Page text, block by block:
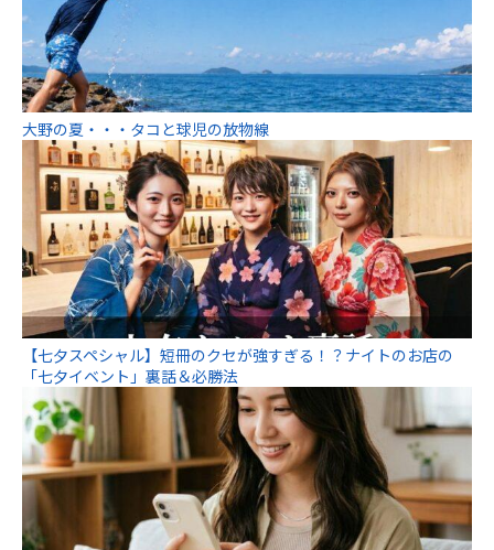
大野の夏・・・タコと球児の放物線
【七夕スペシャル】短冊のクセが強すぎる！？ナイトのお店の
「七夕イベント」裏話＆必勝法